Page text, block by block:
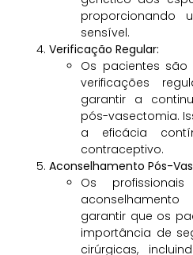
proporcionando
sensível.
Verificação Regular:
Os pacientes são
verificações
garantir a
pós-vasectomia.
a eficácia
contraceptivo.
Aconselhamento Pós-
Os
garantir que os
importância de
cirúrgicas,